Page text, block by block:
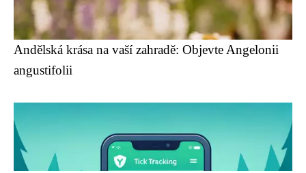
Andělská krása na vaší zahradě: Objevte Angelonii
angustifolii